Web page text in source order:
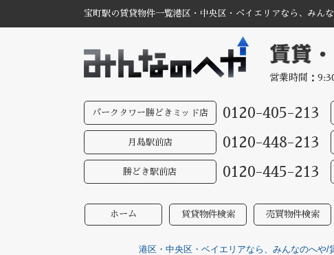
宝町駅の賃貸物件一覧港区・中央区・ベイエリアなら、み
営業時間：
パークタワー勝どきミッド店 0120-405-213
月島駅前店 0120-448-213
勝どき駅前店 0120-445-213
ホーム 賃貸物件検索 売買物件検索
港区・中央区・ベイエリアなら、みんなのへや/